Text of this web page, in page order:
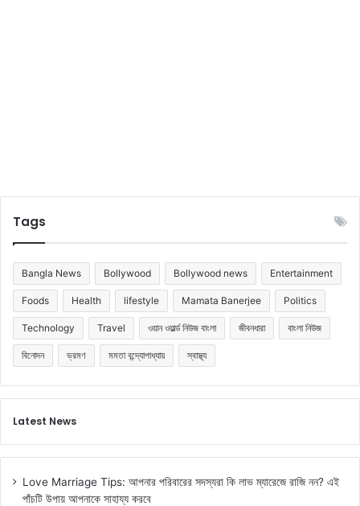
Tags
Bangla News Bollywood Bollywood news Entertainment
Foods Health lifestyle Mamata Banerjee Politics
Technology Travel ওয়ান ওয়ার্ল্ড নিউজ বাংলা জীবনধারা বাংলা নিউজ
বিনোদন ভ্রমণ মমতা বন্দ্যোপাধ্যায় স্বাস্থ্য
Latest News
Love Marriage Tips: আপনার পরিবারের সদস্যরা কি লাভ ম্যারেজে রাজি নন? এই
পাঁচটি উপায় আপনাকে সাহায্য করবে